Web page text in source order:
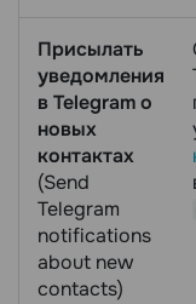
Присылать
уведомления
в Telegram о
новых
контактах
(Send
Telegram
notifications
about new
contacts)